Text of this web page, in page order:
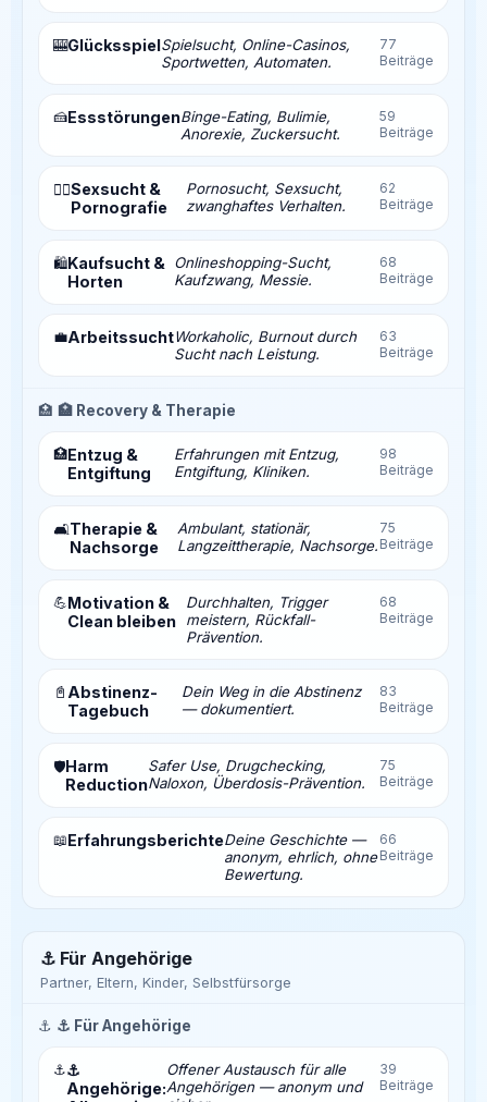
🎰GlücksspielSpielsucht, Online-Casinos,
Sportwetten, Automaten.
77
Beiträge
🍰EssstörungenBinge-Eating, Bulimie,
Anorexie, Zuckersucht.
59
Beiträge
❤️‍🔥Sexsucht &
Pornografie
Pornosucht, Sexsucht,
zwanghaftes Verhalten.
62
Beiträge
🛍️Kaufsucht &
Horten
Onlineshopping-Sucht,
Kaufzwang, Messie.
68
Beiträge
💼ArbeitssuchtWorkaholic, Burnout durch
Sucht nach Leistung.
63
Beiträge
🏥 🏥 Recovery & Therapie
🏥Entzug &
Entgiftung
Erfahrungen mit Entzug,
Entgiftung, Kliniken.
98
Beiträge
🛋️Therapie &
Nachsorge
Ambulant, stationär,
Langzeittherapie, Nachsorge.
75
Beiträge
💪Motivation &
Clean bleiben
Durchhalten, Trigger
meistern, Rückfall-
Prävention.
68
Beiträge
📓 Abstinenz-
Tagebuch
Dein Weg in die Abstinenz
— dokumentiert.
83
Beiträge
🛡️Harm
Reduction
Safer Use, Drugchecking,
Naloxon, Überdosis-Prävention.
75
Beiträge
📖ErfahrungsberichteDeine Geschichte —
anonym, ehrlich, ohne
Bewertung.
66
Beiträge
⚓ Für Angehörige
Partner, Eltern, Kinder, Selbstfürsorge
⚓ ⚓ Für Angehörige
⚓⚓
Angehörige:
Offener Austausch für alle
Angehörigen — anonym und
39
Beiträge